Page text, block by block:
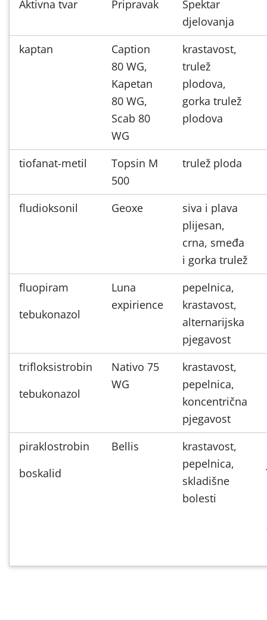
Aktivna tvar Pripravak
Spektar
djelovanja
kaptan
Caption
80 WG,
Kapetan
80 WG,
Scab 80
WG
krastavost,
trulež
plodova,
gorka trulež
plodova
tiofanat-metil
Topsin M
500
trulež ploda
fludioksonil Geoxe
siva i plava
plijesan,
crna, smeđa
i gorka trulež
fluopiram
tebukonazol
Luna
expirience
pepelnica,
krastavost,
alternarijska
pjegavost
trifloksistrobin
tebukonazol
Nativo 75
WG
krastavost,
pepelnica,
koncentrična
pjegavost
piraklostrobin
boskalid
Bellis
krastavost,
pepelnica,
skladišne
bolesti